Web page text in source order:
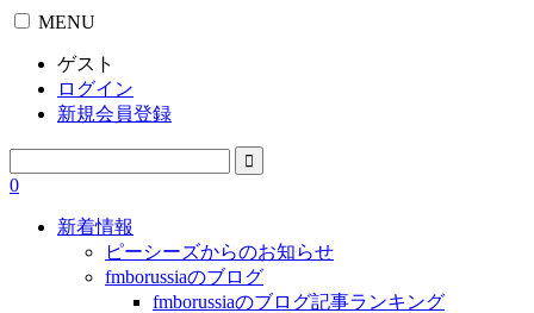
MENU
ゲスト
ログイン
新規会員登録
0
新着情報
ピーシーズからのお知らせ
fmborussiaのブログ
fmborussiaのブログ記事ランキング